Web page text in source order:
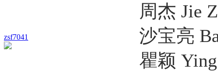
zsf7041
周杰 Jie
沙宝亮
瞿颖 Ying